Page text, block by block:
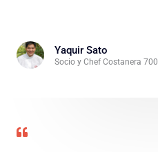
Yaquir Sato
Socio y Chef Costanera 700